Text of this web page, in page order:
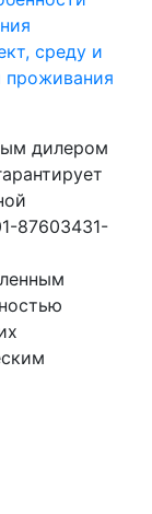
среду и
проживания
дилером
87603431-